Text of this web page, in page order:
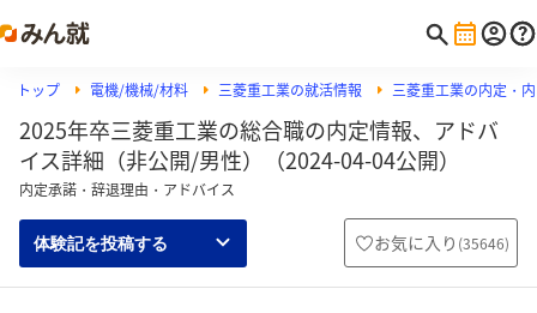
トップ 電機/機械/材料 三菱重工業の就活情報 三菱重工業の内定・
2025年卒三菱重工業の総合職の内定情報、アドバ
イス詳細（非公開/男性）（2024-04-04公開）
内定承諾・辞退理由・アドバイス
体験記を投稿する お気に入り (35646)